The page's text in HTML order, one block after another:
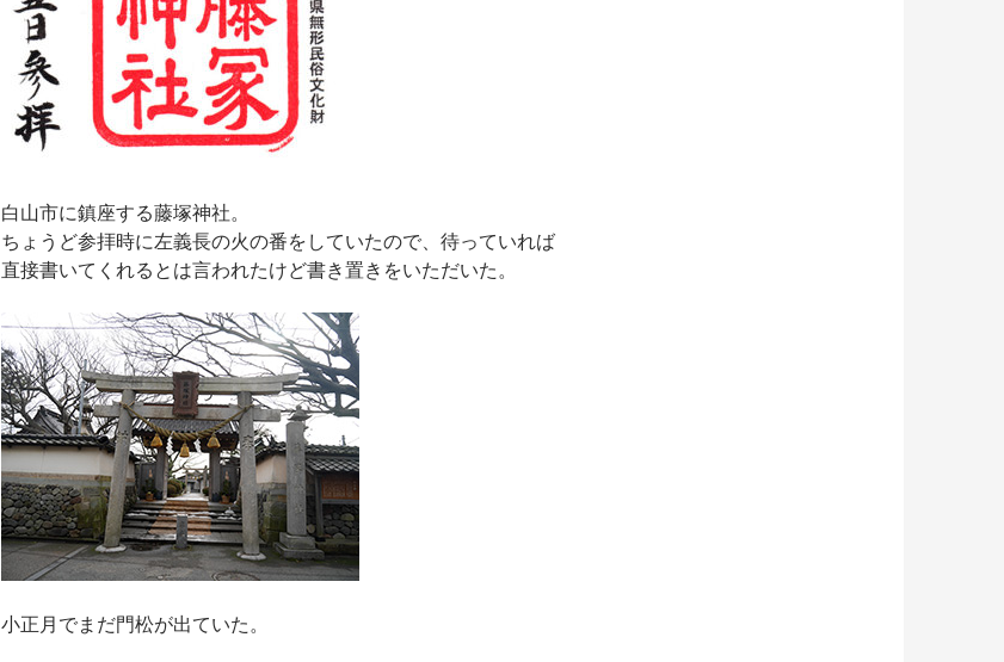
白山市に鎮座する藤塚神社。
ちょうど参拝時に左義長の火の番をしていたので、待っていれば
直接書いてくれるとは言われたけど書き置きをいただいた。
小正月でまだ門松が出ていた。